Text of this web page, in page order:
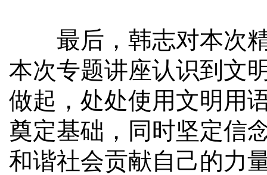
最后，韩志对本次精
本次专题讲座认识到文
做起，处处使用文明用
奠定基础，同时坚定信
和谐社会贡献自己的力